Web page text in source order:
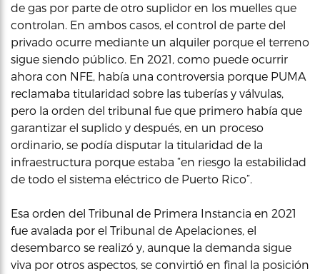
de gas por parte de otro suplidor en los muelles que
controlan. En ambos casos, el control de parte del
privado ocurre mediante un alquiler porque el terreno
sigue siendo público. En 2021, como puede ocurrir
ahora con NFE, había una controversia porque PUMA
reclamaba titularidad sobre las tuberías y válvulas,
pero la orden del tribunal fue que primero había que
garantizar el suplido y después, en un proceso
ordinario, se podía disputar la titularidad de la
infraestructura porque estaba “en riesgo la estabilidad
de todo el sistema eléctrico de Puerto Rico”.
Esa orden del Tribunal de Primera Instancia en 2021
fue avalada por el Tribunal de Apelaciones, el
desembarco se realizó y, aunque la demanda sigue
viva por otros aspectos, se convirtió en final la posición